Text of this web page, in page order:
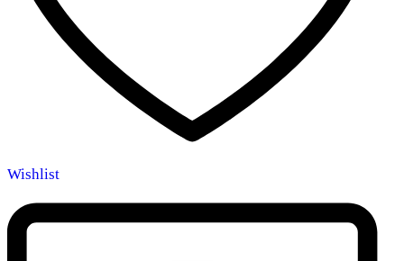
Wishlist